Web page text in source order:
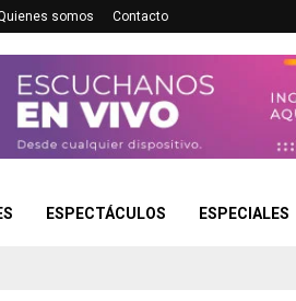
somos Contacto
ESPECTÁCULOS ESPECIALES